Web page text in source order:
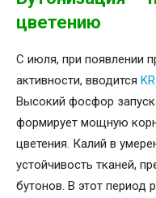
цветению
С июля, при появлении
активности, вводится
Высокий фосфор
формирует мощную
цветения. Калий в
устойчивость тканей,
бутонов. В этот период